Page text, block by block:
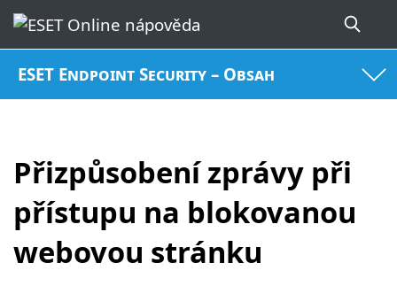
ESET Endpoint Security – Obsah
Přizpůsobení zprávy při
přístupu na blokovanou
webovou stránku